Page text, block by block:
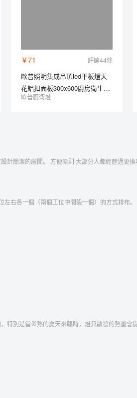
￥71 評論44條
歐普照明集成吊頂led平板燈天
花鋁扣面板300x600廚房衛生間
嵌入式
歐普廚衛燈
計簡潔的房間。 方便原則 大部分人都經歷過更
右各一個（兩個工位中間設一個）的方式排布。
特別是當炎熱的夏天來臨時，燈具散發的熱量